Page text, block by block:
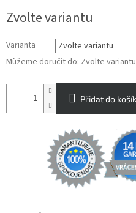
cena:
Zvolte variantu
Varianta
Můžeme doručit do: Zvolte variantu
Přidat do